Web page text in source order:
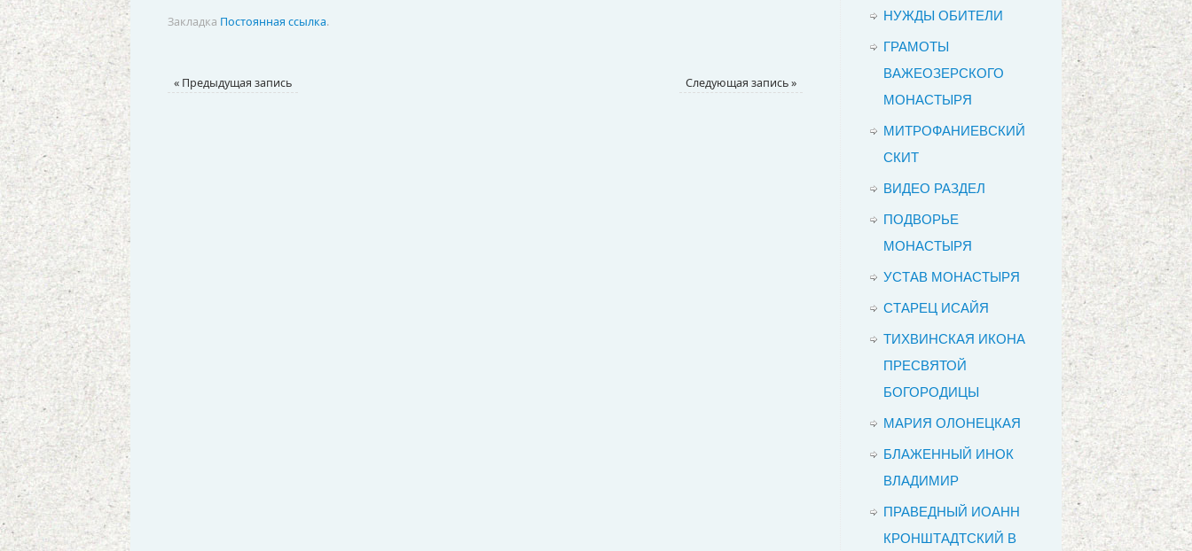
Закладка Постоянная ссылка.
« Предыдущая запись Следующая запись»
НУЖДЫ ОБИТЕЛИ
ГРАМОТЫ
ВАЖЕОЗЕРСКОГО
МОНАСТЫРЯ
МИТРОФАНИЕВСКИЙ
СКИТ
ВИДЕО РАЗДЕЛ
ПОДВОРЬЕ
МОНАСТЫРЯ
УСТАВ МОНАСТЫРЯ
СТАРЕЦ ИСАЙЯ
ТИХВИНСКАЯ ИКОНА
ПРЕСВЯТОЙ
БОГОРОДИЦЫ
МАРИЯ ОЛОНЕЦКАЯ
БЛАЖЕННЫЙ ИНОК
ВЛАДИМИР
ПРАВЕДНЫЙ ИОАНН
КРОНШТАДТСКИЙ В